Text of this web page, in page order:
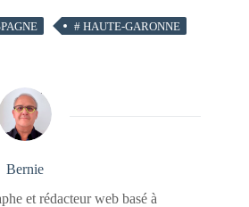
# HAUTE-GARONNE
Bernie
et rédacteur web basé à